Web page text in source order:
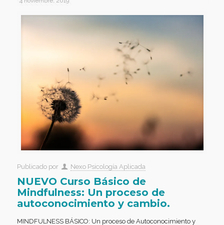
Publicado por Nexo Psicología Aplicada
NUEVO Curso Básico de
Mindfulness: Un proceso de
autoconocimiento y cambio.
MINDFULNESS BÁSICO: Un proceso de Autoconocimiento y